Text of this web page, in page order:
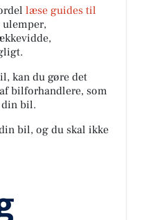
læse guides til
kan du gøre det
bilforhandlere, som
din bil.
bil, og du skal ikke